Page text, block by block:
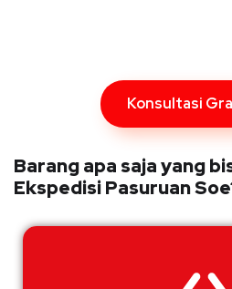
Konsultasi
Barang apa saja yang
Ekspedisi Pasuruan